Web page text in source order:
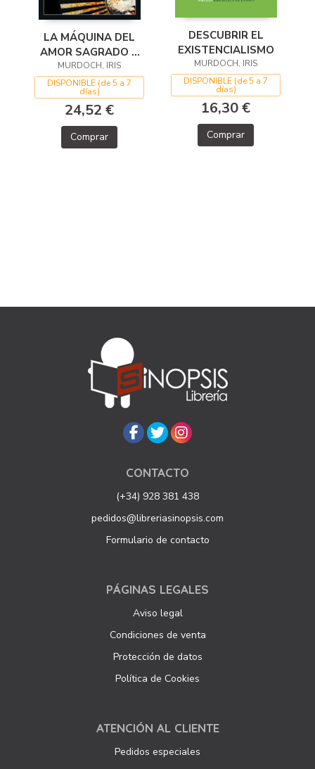
LA MÁQUINA DEL
AMOR SAGRADO Y
PROFANO
MURDOCH, IRIS
DISPONIBLE (de 5 a 7
días)
24,52 €
Comprar
DESCUBRIR EL
EXISTENCIALISMO
MURDOCH, IRIS
DISPONIBLE (de 5 a 7
días)
16,30 €
Comprar
CONTACTO
(+34) 928 381 438
pedidos@libreriasinopsis.com
Formulario de contacto
PÁGINAS LEGALES
Aviso legal
Condiciones de venta
Protección de datos
Política de Cookies
ATENCIÓN AL CLIENTE
Pedidos especiales